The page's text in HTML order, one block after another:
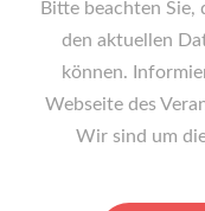
Bitte beachten Sie,
den aktuellen
können.
Webseite des
Wir sind um